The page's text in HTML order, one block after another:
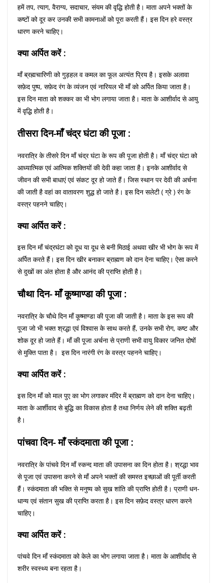
हमें तप, त्याग, वैराग्य, सदाचार, संयम की वृद्धि होती है। माता अपने भक्तों के
कष्टों को दूर कर उनकी सभी कामनाओं को पूरा करती हैं। इस दिन हरे वस्त्र
धारण करने चाहिए।
क्या अर्पित करें :
माँ ब्रह्मचारिणी को गुड़हल व कमल का फूल अत्यंत प्रिय है। इसके अलावा
सफ़ेद पुष्प, सफ़ेद रंग के व्यंजन एवं नारियल भी माँ को अर्पित किया जाता है।
इस दिन माता को शक्कर का भी भोग लगाया जाता है। माता के आशीर्वाद से आयु
में वृद्धि होती है।
तीसरा दिन-माँ चंद्र घंटा की पूजा :
नवरात्रि के तीसरे दिन माँ चंद्र घंटा के रूप की पूजा होती है। माँ चंद्र घंटा को
आध्यात्मिक एवं आत्मिक शक्तियों की देवी कहा जाता है। इनके आशीर्वाद से
जीवन की सभी बाधाएं एवं संकट दूर हो जाते हैं। जिस स्थान पर देवी की अर्चना
की जाती है वहां का वातावरण शुद्ध हो जाते है। इस दिन सलेटी ( ग्रे ) रंग के
वस्त्र पहनने चाहिए।
क्या अर्पित करें :
इस दिन माँ चंद्रघंटा को दूध या दूध से बनी मिठाई अथवा खीर भी भोग के रूप में
अर्पित करते हैं। इस दिन खीर बनाकर ब्राह्मण को दान देना चाहिए। ऐसा करने
से दुखों का अंत होता है और आनंद की प्राप्ति होती है।
चौथा दिन- माँ कूष्माण्डा की पूजा :
नवरात्रि के चौथे दिन माँ कूष्माण्डा की पूजा की जाती है। माता के इस रूप की
पूजा जो भी भक्त श्रद्धा एवं विश्वास के साथ करते हैं, उनके सभी रोग, कष्ट और
शोक दूर हो जाते हैं। माँ की पूजा अर्चना से प्राणी सभी वायु विकार जनित दोषों
से मुक्ति पाता है। इस दिन नारंगी रंग के वस्त्र पहनने चाहिए।
क्या अर्पित करें :
इस दिन माँ को माल पुए का भोग लगाकर मंदिर में ब्राह्मण को दान देना चाहिए।
माता के आर्शीवाद से बुद्धि का विकास होता है तथा निर्णय लेने की शक्ति बढ़ती
है।
पांचवा दिन- माँ स्कंदमाता की पूजा :
नवरात्रि के पांचवे दिन माँ स्कन्द माता की उपासना का दिन होता है। श्रद्धा भाव
से पूजा एवं उपासना करने से माँ अपने भक्तों की समस्त इच्छाओं की पूर्ती करती
हैं। स्कंदमाता की भक्ति से मनुष्य को सुख शांति की प्राप्ति होती है। प्राणी धन-
धान्य एवं संतान सुख की प्राप्ति करता है। इस दिन सफ़ेद वस्त्र धारण करने
चाहिए।
क्या अर्पित करें :
पांचवे दिन माँ स्कंदमाता को केले का भोग लगाया जाता है। माता के आशीर्वाद से
शरीर स्वस्थ्य बना रहता है।